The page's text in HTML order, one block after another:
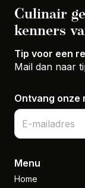
Culinair
kenners
Tip voor een
Mail dan naar
Ontvang onze
Menu
Home